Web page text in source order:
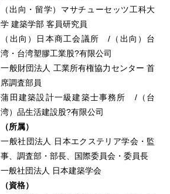
（出向・留学）マサチューセッツ工科大
学 建築学部 客員研究員
（出向）日本商工会議所 /（出向）台
湾・台湾塑膠工業股?有限公司
一般財団法人 工業所有権協力センター 首
席調査部員
蒲田建築設計一級建築士事務所 /（台
湾）品生活建設股?有限公司
（所属）
一般社団法人 日本エクステリア学会・監
事、調査部・部長、国際委員会・委員長
一般社団法人 日本建築学会
（資格）